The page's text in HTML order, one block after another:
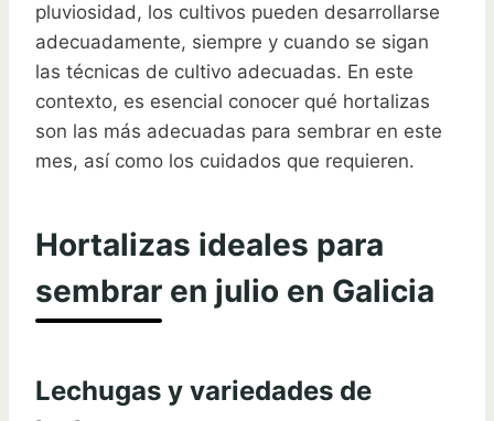
pluviosidad, los cultivos pueden desarrollarse
adecuadamente, siempre y cuando se sigan
las técnicas de cultivo adecuadas. En este
contexto, es esencial conocer qué hortalizas
son las más adecuadas para sembrar en este
mes, así como los cuidados que requieren.
Hortalizas ideales para
sembrar en julio en Galicia
Lechugas y variedades de